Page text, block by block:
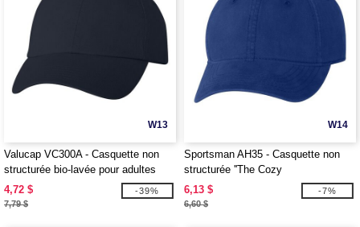
W13
Valucap VC300A - Casquette non
structurée bio-lavée pour adultes
4,72 $
7,79 $
-39%
W14
Sportsman AH35 - Casquette non
structurée ''The Cozy
6,13 $
6,60 $
-7%